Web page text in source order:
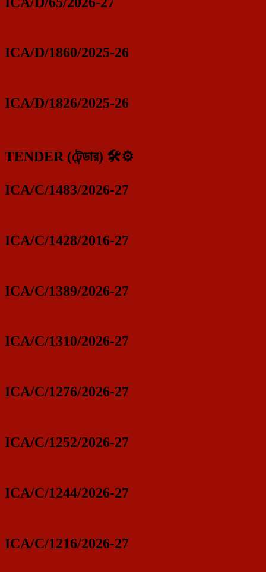
ICA/D/1860/2025-26
ICA/D/1826/2025-26
TENDER (টেন্ডার) 🛠️⚙️
ICA/C/1483/2026-27
ICA/C/1428/2016-27
ICA/C/1389/2026-27
ICA/C/1310/2026-27
ICA/C/1276/2026-27
ICA/C/1252/2026-27
ICA/C/1244/2026-27
ICA/C/1216/2026-27